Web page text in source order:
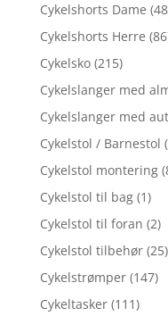
Cykelshorts Dame
Cykelshorts Herre
Cykelsko (215)
Cykelslanger med
Cykelslanger med
Cykelstol / Barnestol
Cykelstol montering
Cykelstol til bag (1)
Cykelstol til foran (2)
Cykelstol tilbehør (25)
Cykelstrømper (147)
Cykeltasker (111)